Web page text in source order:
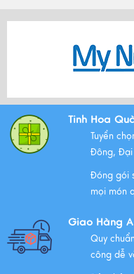
Bộ Tam Sự Là Gì ? Bộ
Trong Văn Hóa Thờ
Xem thêm
Xem thêm
Tinh Hoa
Tuyển
Đông, Đại
Đóng gói
mọi món
Giao Hàng
Quy
công dễ